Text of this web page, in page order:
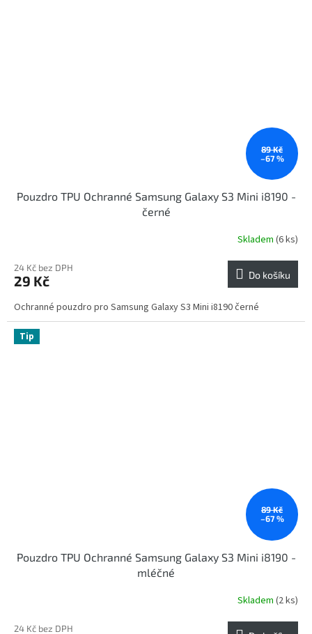
89 Kč
–67 %
Pouzdro TPU Ochranné Samsung Galaxy S3 Mini i8190 -
černé
Skladem (6 ks)
24 Kč bez DPH
29 Kč Do košíku
Ochranné pouzdro pro Samsung Galaxy S3 Mini i8190 černé
Tip
89 Kč
–67 %
Pouzdro TPU Ochranné Samsung Galaxy S3 Mini i8190 -
mléčné
Skladem (2 ks)
24 Kč bez DPH